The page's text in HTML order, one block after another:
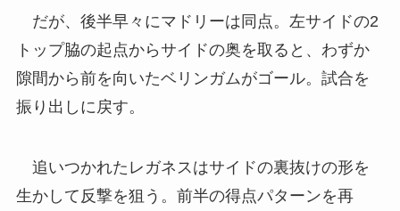
だが、後半早々にマドリーは同点。左サイドの2
トップ脇の起点からサイドの奥を取ると、わずか
隙間から前を向いたベリンガムがゴール。試合を
振り出しに戻す。
追いつかれたレガネスはサイドの裏抜けの形を
生かして反撃を狙う。前半の得点パターンを再